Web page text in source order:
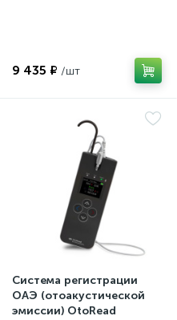
9 435 ₽
Система регистрации
ОАЭ (отоакустической
эмиссии) OtoRead